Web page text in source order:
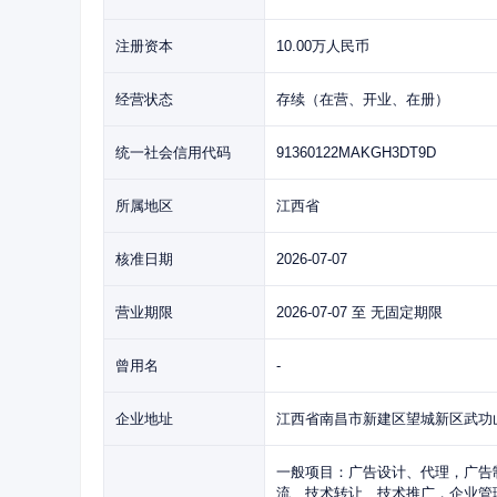
注册资本 10.00万人民币
经营状态 存续（在营、开业、在册）
统一社会信用代码 91360122MAKGH3DT9D
所属地区 江西省
核准日期 2026-07-07
营业期限 2026-07-07 至 无固定期限
曾用名 -
企业地址 江西省南昌市新建区望城新区武
一般项目：广告设计、代理，广
流、技术转让、技术推广，企业